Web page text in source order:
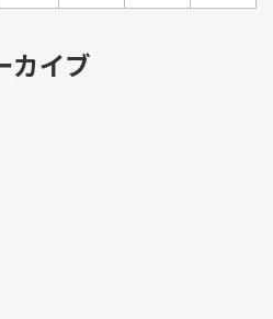
カイブ